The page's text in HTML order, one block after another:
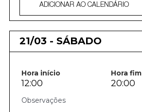
ADICIONAR AO CALENDÁRIO
21/03 - SÁBADO
Hora início Hora fim
12:00 20:00